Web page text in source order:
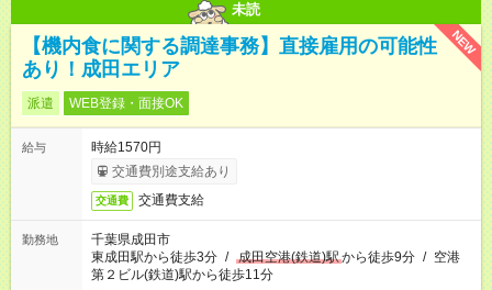
未読
NEW
【機内食に関する調達事務】直接雇用の可能性
あり！成田エリア
派遣 WEB登録・面接OK
給与
時給1570円
交通費別途支給あり
交通費 交通費支給
勤務地
千葉県成田市
東成田駅から徒歩3分 / 成田空港(鉄道)駅から徒歩9分 / 空港
第２ビル(鉄道)駅から徒歩11分